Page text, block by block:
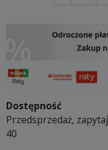
Dostępność
Przedsprzedaż,
40